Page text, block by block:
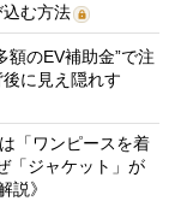
む方法
額のEV補助金”で注
に見え隠れす
「ワンピースを着
「ジャケット」が
説》